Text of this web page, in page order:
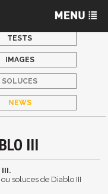
TESTS
IMAGES
SOLUCES
NEWS
III
soluces de Diablo III